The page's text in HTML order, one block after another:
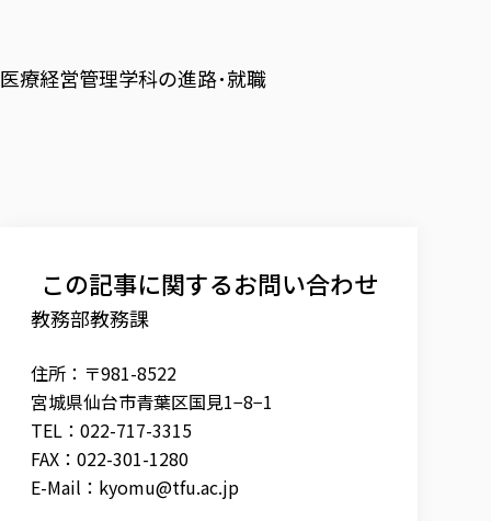
医療経営管理学科の進路･就職
この記事に関するお問い合わせ
教務部教務課
住所：〒981-8522
宮城県仙台市青葉区国見1−8−1
TEL：022-717-3315
FAX：022-301-1280
E-Mail： kyomu@tfu.ac.jp